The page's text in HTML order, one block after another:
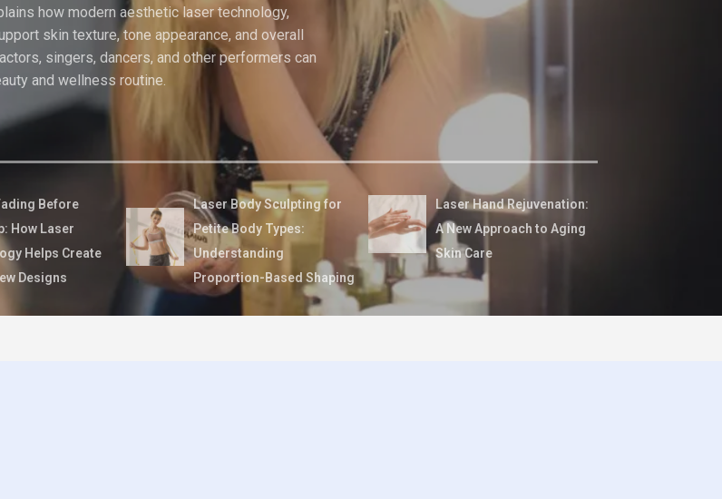
how modern aesthetic laser technology,
skin texture, tone appearance, and overall
singers, dancers, and other performers can
and wellness routine.
Before
How Laser
Helps Create
Designs
Laser Body Sculpting for
Petite Body Types:
Understanding
Proportion-Based Shaping
Laser Hand Rejuvenation:
A New Approach to Aging
Skin Care